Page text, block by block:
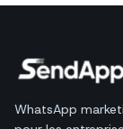
WhatsApp